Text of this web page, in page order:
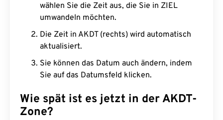
wählen Sie die Zeit aus, die Sie in ZIEL
umwandeln möchten.
Die Zeit in AKDT (rechts) wird automatisch
aktualisiert.
Sie können das Datum auch ändern, indem
Sie auf das Datumsfeld klicken.
Wie spät ist es jetzt in der AKDT-
Zone?